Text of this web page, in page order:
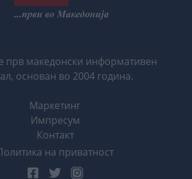
прв македонски информативен
основан во 2004 година.
Маркетинг
Импресум
Контакт
на приватност